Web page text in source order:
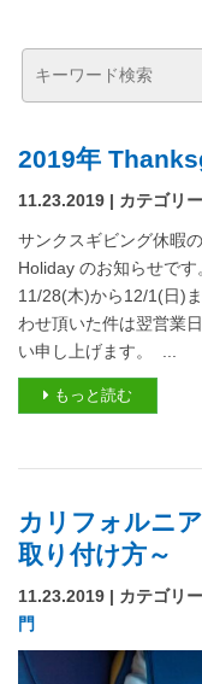
2019年
11.23.2019 | カテゴリ
サンクスギビング休暇
Holiday のお知らせで
11/28(木)から12/1(日)
わせ頂いた件は翌営業
い申し上げます。 ...
もっと読む
カリフォルニ
取り付け方～
11.23.2019 | カテゴリ
門